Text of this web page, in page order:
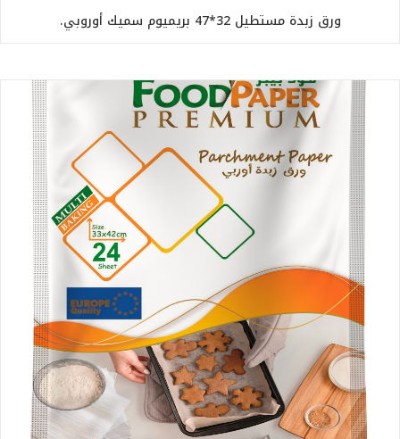
ورق زبدة مستطيل 32*47 بريميوم سميك أوروبي.